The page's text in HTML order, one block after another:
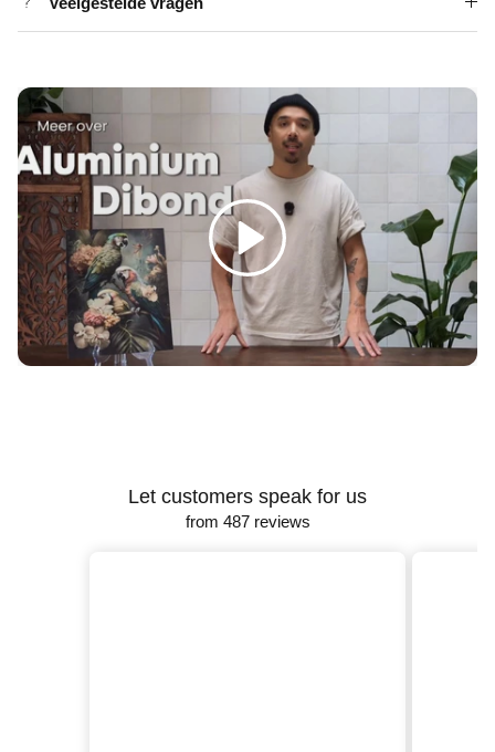
Spelen
Let customers speak for us
from 487 reviews